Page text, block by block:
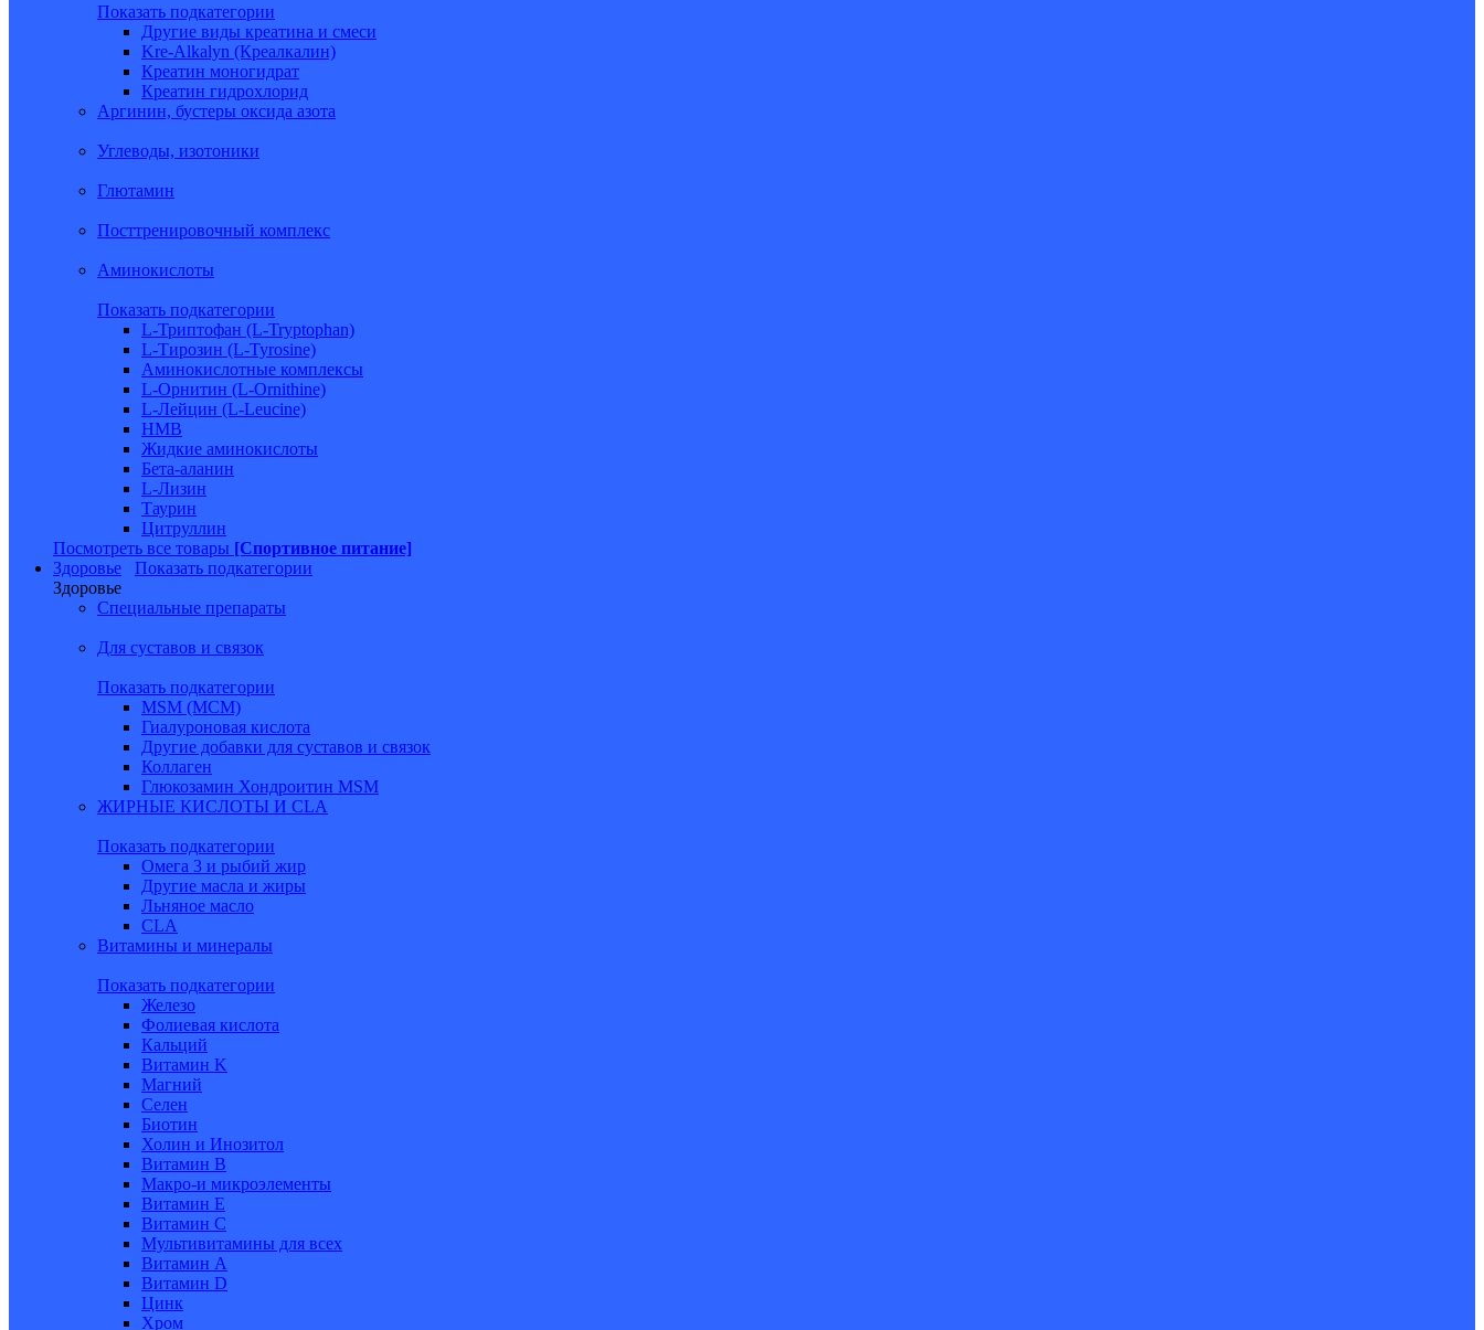
Показать подкатегории
Другие виды креатина и смеси
Kre-Alkalyn (Креалкалин)
Креатин моногидрат
Креатин гидрохлорид
Аргинин, бустеры оксида азота
Углеводы, изотоники
Глютамин
Посттренировочный комплекс
Аминокислоты
Показать подкатегории
L-Триптофан (L-Tryptophan)
L-Тирозин (L-Tyrosine)
Аминокислотные комплексы
L-Орнитин (L-Ornithine)
L-Лейцин (L-Leucine)
HMB
Жидкие аминокислоты
Бета-аланин
L-Лизин
Таурин
Цитруллин
Посмотреть все товары [Спортивное питание]
Здоровье
Показать подкатегории
Здоровье
Специальные препараты
Для суставов и связок
Показать подкатегории
MSM (МСМ)
Гиалуроновая кислота
Другие добавки для суставов и связок
Коллаген
Глюкозамин Хондроитин MSM
ЖИРНЫЕ КИСЛОТЫ И CLA
Показать подкатегории
Омега 3 и рыбий жир
Другие масла и жиры
Льняное масло
CLA
Витамины и минералы
Показать подкатегории
Железо
Фолиевая кислота
Кальций
Витамин K
Магний
Селен
Биотин
Холин и Инозитол
Витамин B
Макро-и микроэлементы
Витамин Е
Витамин С
Мультивитамины для всех
Витамин A
Витамин D
Цинк
Хром